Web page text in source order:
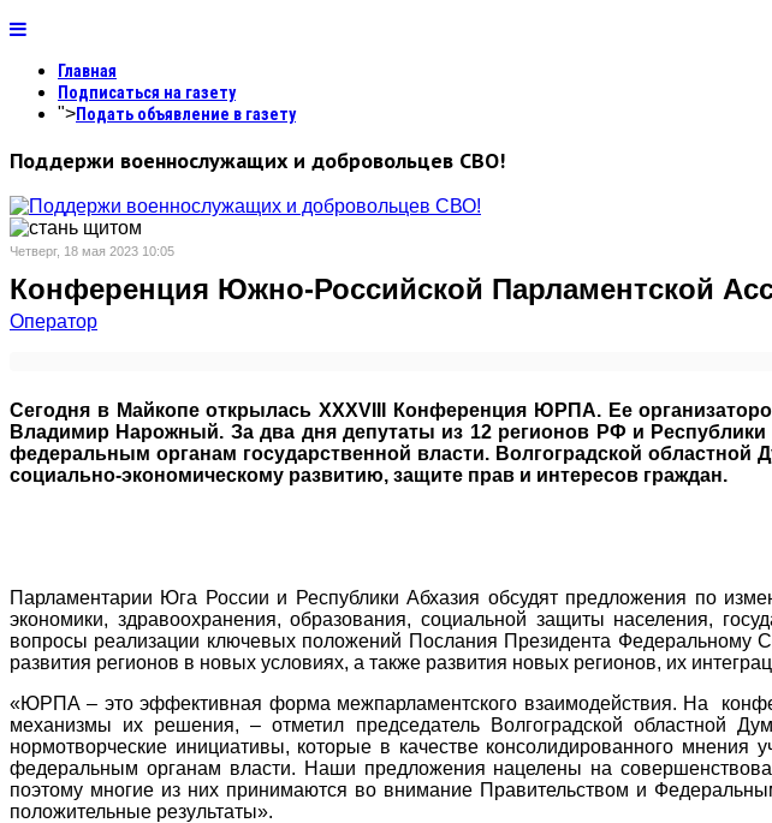
Главная
Подписаться на газету
">Подать объявление в газету
Поддержи военнослужащих и добровольцев СВО!
Четверг, 18 мая 2023 10:05
Конференция Южно-Российской Парламентской
Оператор
Сегодня в Майкопе открылась XXXVIII Конференция ЮРПА. Ее
Владимир Нарожный. За два дня депутаты из 12 регионов РФ и
федеральным органам государственной власти. Волгоградской
социально-экономическому развитию, защите прав и интересов граждан.
Парламентарии Юга России и Республики Абхазия обсудят предложения по
экономики, здравоохранения, образования, социальной защиты населения,
вопросы реализации ключевых положений Послания Президента Федеральному
развития регионов в новых условиях, а также развития новых регионов, их
«ЮРПА – это эффективная форма межпарламентского взаимодействия. На
механизмы их решения, – отметил председатель Волгоградской областной
нормотворческие инициативы, которые в качестве консолидированного
федеральным органам власти. Наши предложения нацелены на
поэтому многие из них принимаются во внимание Правительством и
положительные результаты».